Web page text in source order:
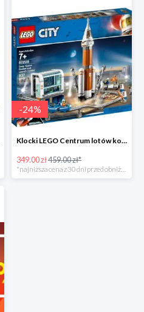
-24%
Klocki LEGO Centrum lotów kosmicznych
349.00 zł459.00 zł*
*najniższa cena z 30 dni przed obniżką